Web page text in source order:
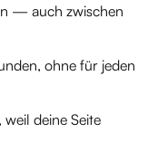
— auch zwischen
ohne für jeden
deine Seite